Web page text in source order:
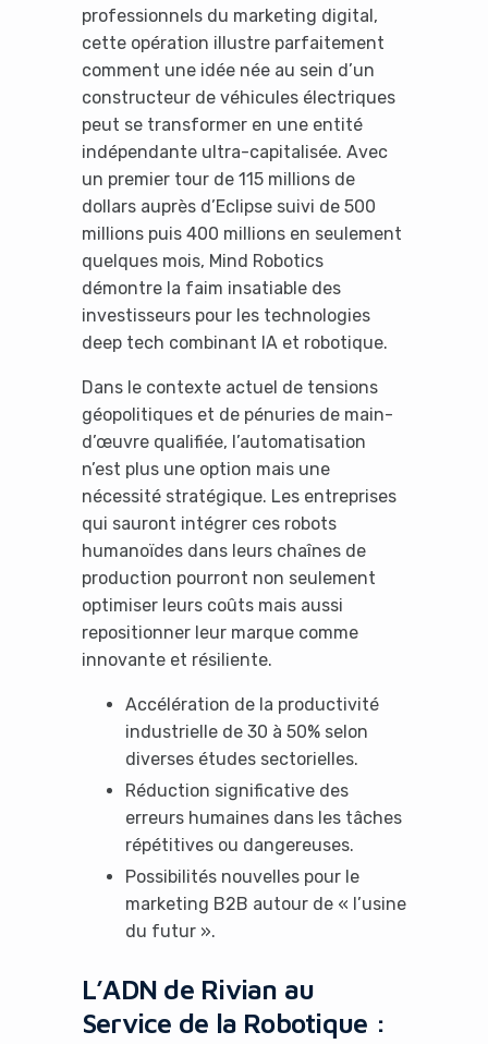
professionnels du marketing digital,
cette opération illustre parfaitement
comment une idée née au sein d’un
constructeur de véhicules électriques
peut se transformer en une entité
indépendante ultra-capitalisée. Avec
un premier tour de 115 millions de
dollars auprès d’Eclipse suivi de 500
millions puis 400 millions en seulement
quelques mois, Mind Robotics
démontre la faim insatiable des
investisseurs pour les technologies
deep tech combinant IA et robotique.
Dans le contexte actuel de tensions
géopolitiques et de pénuries de main-
d’œuvre qualifiée, l’automatisation
n’est plus une option mais une
nécessité stratégique. Les entreprises
qui sauront intégrer ces robots
humanoïdes dans leurs chaînes de
production pourront non seulement
optimiser leurs coûts mais aussi
repositionner leur marque comme
innovante et résiliente.
Accélération de la productivité
industrielle de 30 à 50% selon
diverses études sectorielles.
Réduction significative des
erreurs humaines dans les tâches
répétitives ou dangereuses.
Possibilités nouvelles pour le
marketing B2B autour de « l’usine
du futur ».
L’ADN de Rivian au
Service de la Robotique :